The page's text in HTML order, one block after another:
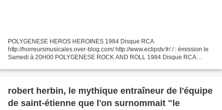
POLYGENESE HEROS HEROINES 1984 Disque RCA
http://horreursmusicales.over-blog.com/ http://www.eclipstv.fr/ / : émission le
Samedi à 20H00 POLYGENESE ROCK AND ROLL 1984 Disque RCA
être...
robert herbin, le mythique entraîneur de l'équipe
de saint-étienne que l'on surnommait "le